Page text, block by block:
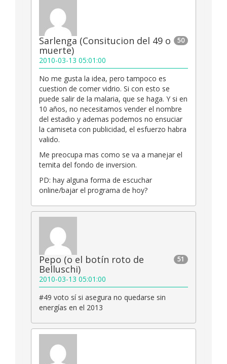
50
Sarlenga (Consitucion del 49 o
muerte)
2010-03-13 05:01:00
No me gusta la idea, pero tampoco es
cuestion de comer vidrio. Si con esto se
puede salir de la malaria, que se haga. Y si en
10 años, no necesitamos vender el nombre
del estadio y ademas podemos no ensuciar
la camiseta con publicidad, el esfuerzo habra
valido.
Me preocupa mas como se va a manejar el
temita del fondo de inversion.
PD: hay alguna forma de escuchar
online/bajar el programa de hoy?
51
Pepo (o el botín roto de
Belluschi)
2010-03-13 05:01:00
#49 voto sí si asegura no quedarse sin
energías en el 2013